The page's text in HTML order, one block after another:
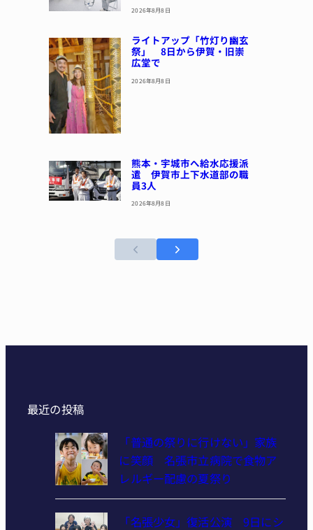
2026年8月8日
ライトアップ「竹灯り幽玄
祭」 8日から伊賀・旧崇
広堂で
2026年8月8日
熊本・宇城市へ給水応援派
遣 伊賀市上下水道部の職
員3人
2026年8月8日
最近の投稿
「普通の祭りに行けない」家族
に笑顔 名張市立病院で食物ア
レルギー配慮の夏祭り
「名張少女」復活公演 9日にシ